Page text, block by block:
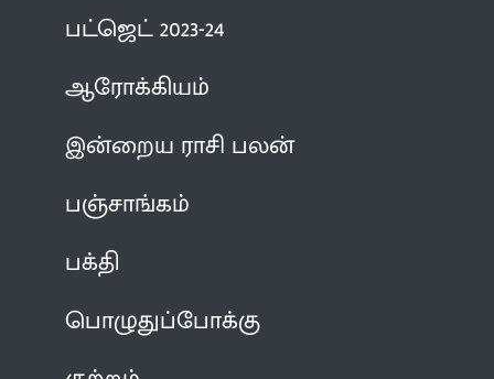
பட்ஜெட் 2023-24
ஆரோக்கியம்
இன்றைய ராசி பலன்
பஞ்சாங்கம்
பக்தி
பொழுதுப்போக்கு